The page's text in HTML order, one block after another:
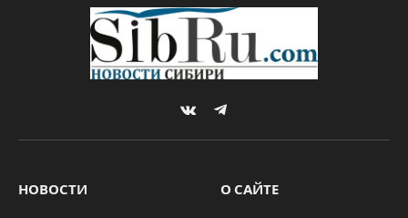
VKontakteTelegram
НОВОСТИ О САЙТЕ